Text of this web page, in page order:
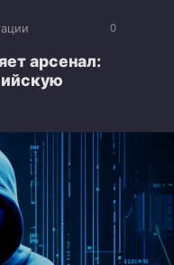
0
арсенал: